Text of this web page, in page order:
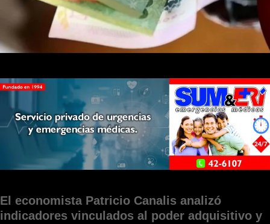
El economista Patricio Canalis analizó
indicadores vinculados al poder adquisitivo y